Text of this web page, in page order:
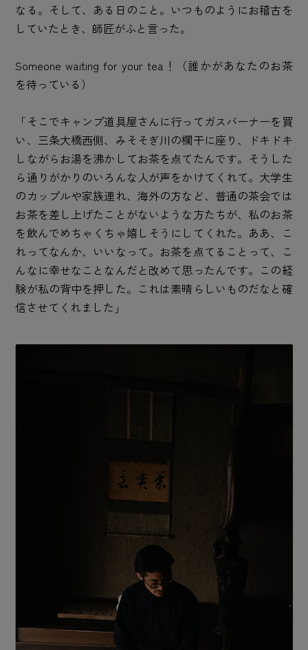
なる。そして、ある日のこと。いつものようにお稽古を
していたとき、師匠がふと言った。
Someone waiting for your tea！（誰かがあなたのお茶
を待っている）
「そこでキャンプ道具屋さんに行ってガスバーナーを買
い、三条大橋西側、みそそぎ川の欄干に座り、ドキドキ
しながらお湯を沸かしてお茶を点てたんです。そうした
ら通りがかりのいろんな人が声をかけてくれて。大学生
のカップルや家族連れ、海外の方など、普通の茶会では
お茶を差し上げたことがないような方たちが、私のお茶
を飲んでめちゃくちゃ嬉しそうにしてくれた。ああ、こ
れってなんか、いいなって。お茶を点てることって、こ
んなに幸せなことなんだと改めて思ったんです。この経
験が私の背中を押した。これは素晴らしいものだなと確
信させてくれました」